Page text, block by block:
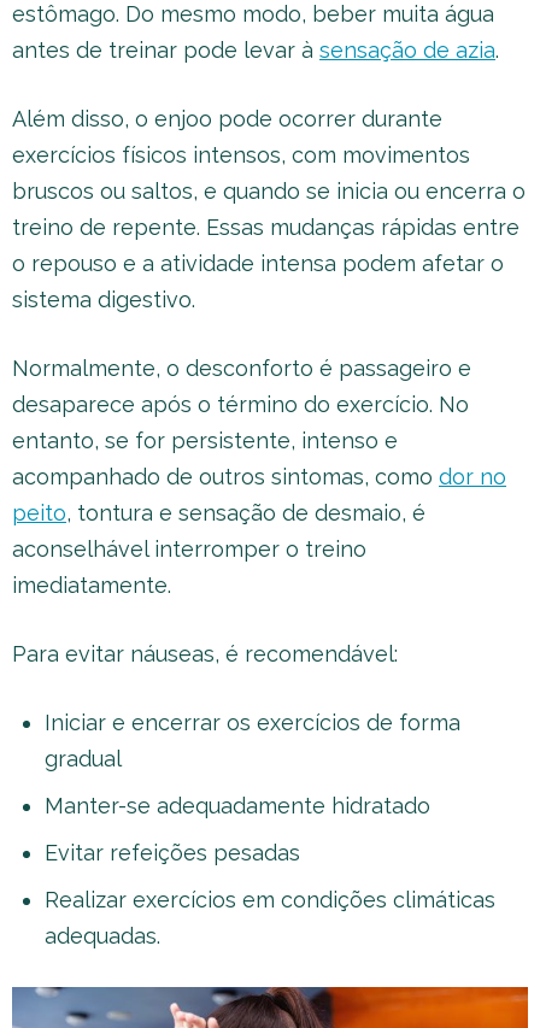
estômago. Do mesmo modo, beber muita água
antes de treinar pode levar à sensação de azia.
Além disso, o enjoo pode ocorrer durante
exercícios físicos intensos, com movimentos
bruscos ou saltos, e quando se inicia ou encerra o
treino de repente. Essas mudanças rápidas entre
o repouso e a atividade intensa podem afetar o
sistema digestivo.
Normalmente, o desconforto é passageiro e
desaparece após o término do exercício. No
entanto, se for persistente, intenso e
acompanhado de outros sintomas, como dor no
peito, tontura e sensação de desmaio, é
aconselhável interromper o treino
imediatamente.
Para evitar náuseas, é recomendável:
Iniciar e encerrar os exercícios de forma
gradual
Manter-se adequadamente hidratado
Evitar refeições pesadas
Realizar exercícios em condições climáticas
adequadas.